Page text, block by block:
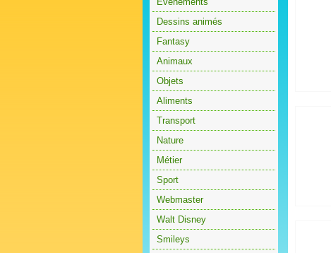
Dessins animés
Fantasy
Animaux
Objets
Aliments
Transport
Nature
Métier
Sport
Webmaster
Walt Disney
Smileys